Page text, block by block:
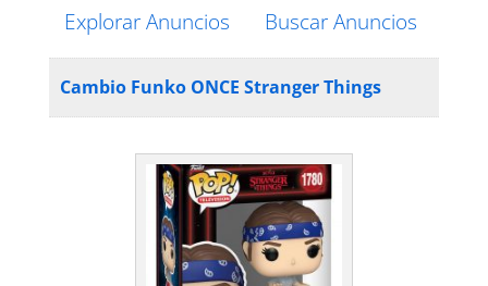
Explorar Anuncios
Buscar Anuncios
Cambio Funko ONCE Stranger Things